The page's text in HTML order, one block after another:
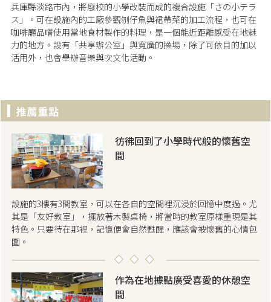
兵庫縣淡路市內，將廢校的小學改裝而成的複合設施「さの小テラ
ス」。可在設施內的工廠參觀刎仔魚與裙帶菜的加工流程，也可在
咖啡廳品嚐使用當地食材製作的料理，是一個能近距離感受在地魅
力的地方。設有「共享辦公室」與寬廣的操場，除了可依目的加以
活用外，也會舉辦音樂與次文化活動。
彷彿回到了小學時代般的懷舊空
間
設施的3樓有3間教室，可以在各自的空間裡沉浸於回憶中度過。尤
其是「友好教室」，擺放著木製桌椅，將當時的教室原樣重現是其
特色。只要待在那裡，記憶便會自然甦醒，應該會被懷舊的心情包
圍。
作為在地據點廣受喜愛的休憩空
間